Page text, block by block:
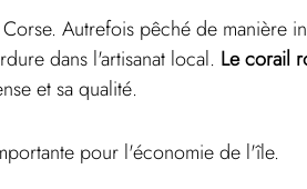
Autrefois pêché de manière
dans l'artisanat local. Le corail
et sa qualité.
pour l'économie de l'île.